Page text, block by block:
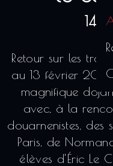
Retour sur les trois
au 13 février
magnifique
avec, à la
douarnenistes,
Paris, de
élèves d'Éric Le